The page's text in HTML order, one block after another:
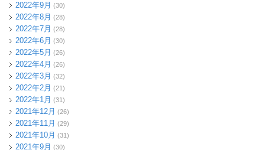
2022年9月 (30)
2022年8月 (28)
2022年7月 (28)
2022年6月 (30)
2022年5月 (26)
2022年4月 (26)
2022年3月 (32)
2022年2月 (21)
2022年1月 (31)
2021年12月 (26)
2021年11月 (29)
2021年10月 (31)
2021年9月 (30)